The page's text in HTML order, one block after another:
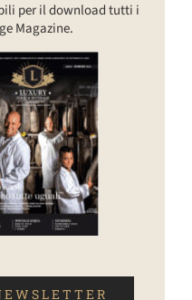
per il download tutti i
Magazine.